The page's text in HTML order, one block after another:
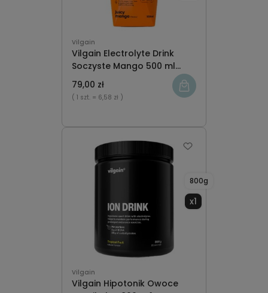
Vilgain
Vilgain Electrolyte Drink
Soczyste Mango 500 ml
karton x12
79,00 zł
( 1 szt. = 6,58 zł )
Vilgain
Vilgain Hipotonik Owoce
800g
x1